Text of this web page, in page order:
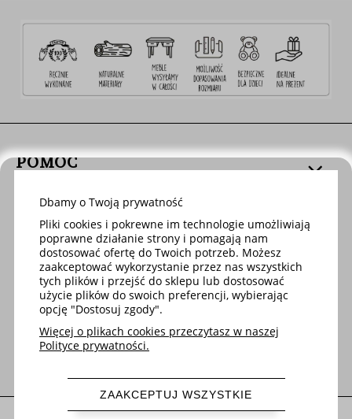
POMOC
DOSTAWA
MOJE KONTO
O FIRMIE
pokaż pełną wersję strony
Dbamy o Twoją prywatność
Pliki cookies i pokrewne im technologie umożliwiają
poprawne działanie strony i pomagają nam
dostosować ofertę do Twoich potrzeb. Możesz
zaakceptować wykorzystanie przez nas wszystkich
tych plików i przejść do sklepu lub dostosować
użycie plików do swoich preferencji, wybierając
opcję "Dostosuj zgody".
Więcej o plikach cookies przeczytasz w naszej
Polityce prywatności.
ZAAKCEPTUJ WSZYSTKIE